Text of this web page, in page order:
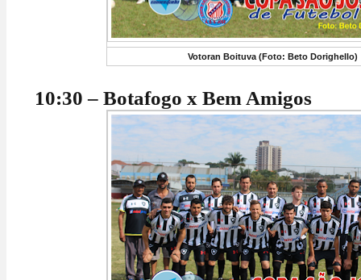
Votoran Boituva (Foto: Beto Dorighello)
10:30 – Botafogo x Bem Amigos